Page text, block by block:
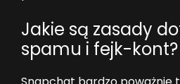
Jakie są zasady
spamu i fejk-kont?